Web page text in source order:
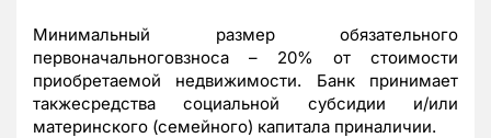
Минимальный размер обязательного
первоначальноговзноса – 20% от стоимости
приобретаемой недвижимости. Банк принимает
такжесредства социальной субсидии и/или
материнского (семейного) капитала приналичии.